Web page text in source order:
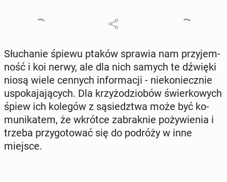
Słu­cha­nie śpiewu ptaków sprawia nam przy­jem­
ność i koi nerwy, ale dla nich samych te dźwięki
niosą wiele cennych in­for­ma­cji - nie­ko­niecz­nie
uspo­ka­ja­ją­cych. Dla krzy­żo­dzio­bów świer­ko­wych
śpiew ich kolegów z są­siedz­twa może być ko­
mu­ni­ka­tem, że wkrótce za­brak­nie po­ży­wie­nia i
trzeba przy­go­to­wać się do podróży w inne
miejsce.